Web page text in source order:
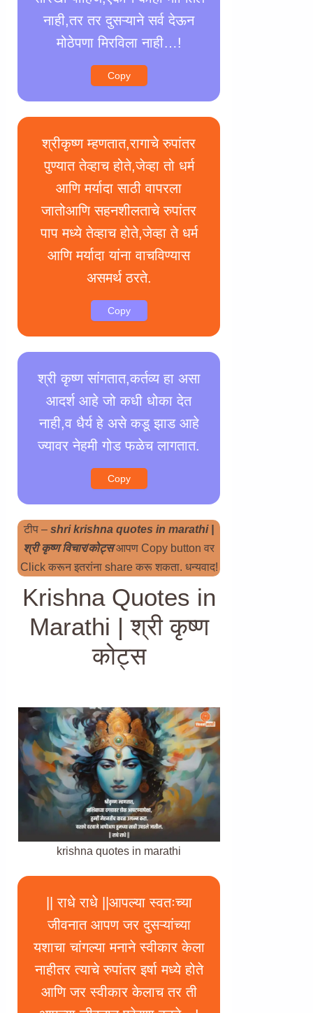
नाही,तर तर दुसऱ्याने सर्व देऊन
मोठेपणा मिरविला नाही…!
Copy
श्रीकृष्ण म्हणतात,रागाचे रुपांतर
पुण्यात तेव्हाच होते,जेव्हा तो धर्म
आणि मर्यादा साठी वापरला
जातोआणि सहनशीलताचे रुपांतर
पाप मध्ये तेव्हाच होते,जेव्हा ते धर्म
आणि मर्यादा यांना वाचविण्यास
असमर्थ ठरते.
Copy
श्री कृष्ण सांगतात,कर्तव्य हा असा
आदर्श आहे जो कधी धोका देत
नाही,व धैर्य हे असे कडू झाड आहे
ज्यावर नेहमी गोड फळेच लागतात.
Copy
टीप –shri krishna quotes in marathi |
श्री कृष्ण विचार/कोट्सआपण Copy button वर
Click करून इतरांना share करू शकता. धन्यवाद!
Krishna Quotes in
Marathi | श्री कृष्ण
कोट्स
krishna quotes in marathi
|| राधे राधे ||आपल्या स्वतःच्या
जीवनात आपण जर दुसऱ्यांच्या
यशाचा चांगल्या मनाने स्वीकार केला
नाहीतर त्याचे रुपांतर इर्षा मध्ये होते
आणि जर स्वीकार केलाच तर ती